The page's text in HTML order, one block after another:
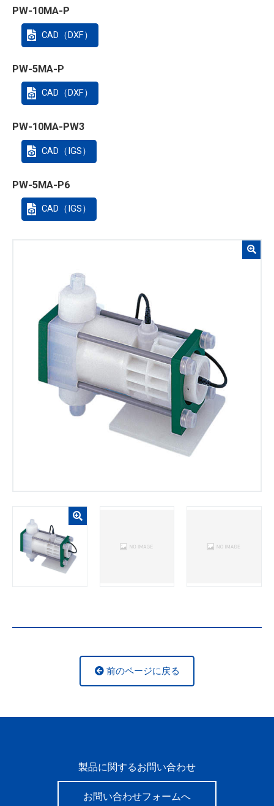
PW-10MA-P
CAD（DXF）
PW-5MA-P
CAD（DXF）
PW-10MA-PW3
CAD（IGS）
PW-5MA-P6
CAD（IGS）
前のページに戻る
製品に関するお問い合わせ
お問い合わせフォームへ